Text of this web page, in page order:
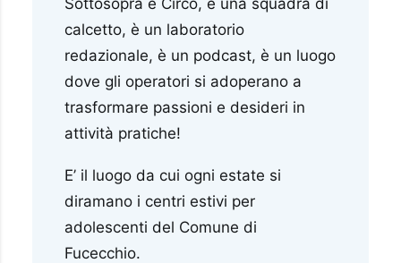
calcetto, è un laboratorio
redazionale, è un podcast, è un luogo
dove gli operatori si adoperano a
trasformare passioni e desideri in
attività pratiche!
E’ il luogo da cui ogni estate si
diramano i centri estivi per
adolescenti del Comune di
Fucecchio.